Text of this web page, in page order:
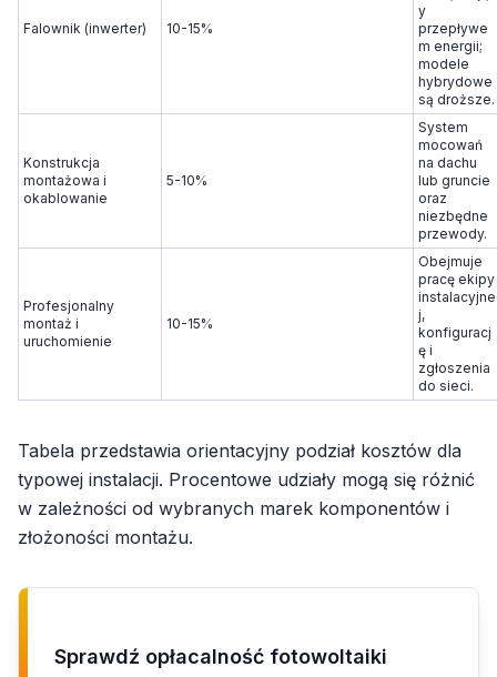
Falownik (inwerter) 10-15%
y
przepływe
m energii;
modele
hybrydowe
są droższe.
Konstrukcja
montażowa i
okablowanie
5-10%
System
mocowań
na dachu
lub gruncie
oraz
niezbędne
przewody.
Profesjonalny
montaż i
uruchomienie
10-15%
Obejmuje
pracę ekipy
instalacyjne
j,
konfiguracj
ę i
zgłoszenia
do sieci.
Tabela przedstawia orientacyjny podział kosztów dla
typowej instalacji. Procentowe udziały mogą się różnić
w zależności od wybranych marek komponentów i
złożoności montażu.
Sprawdź opłacalność fotowoltaiki